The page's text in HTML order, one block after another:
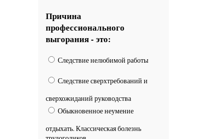
Причина
профессионального
выгорания - это:
Следствие нелюбимой работы
Следствие сверхтребований и
сверхожиданий руководства
Обыкновенное неумение
отдыхать. Классическая болезнь